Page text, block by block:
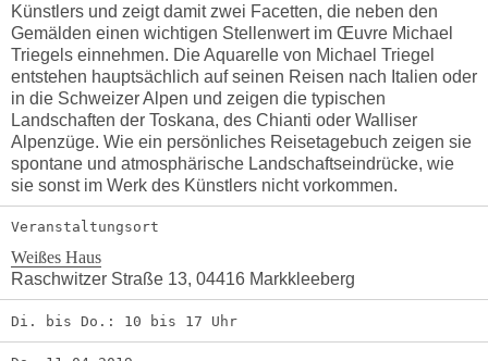
Künstlers und zeigt damit zwei Facetten, die neben den
Gemälden einen wichtigen Stellenwert im Œuvre Michael
Triegels einnehmen. Die Aquarelle von Michael Triegel
entstehen hauptsächlich auf seinen Reisen nach Italien oder
in die Schweizer Alpen und zeigen die typischen
Landschaften der Toskana, des Chianti oder Walliser
Alpenzüge. Wie ein persönliches Reisetagebuch zeigen sie
spontane und atmosphärische Landschaftseindrücke, wie
sie sonst im Werk des Künstlers nicht vorkommen.
Veranstaltungsort
Weißes Haus
Raschwitzer Straße 13, 04416 Markkleeberg
Di. bis Do.: 10 bis 17 Uhr